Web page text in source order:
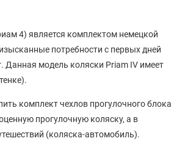
4) является комплектом немецкой
потребности с первых дней
Данная модель коляски Priam IV имеет
комплект чехлов прогулочного блока
прогулочную коляску, а в
(коляска-автомобиль).